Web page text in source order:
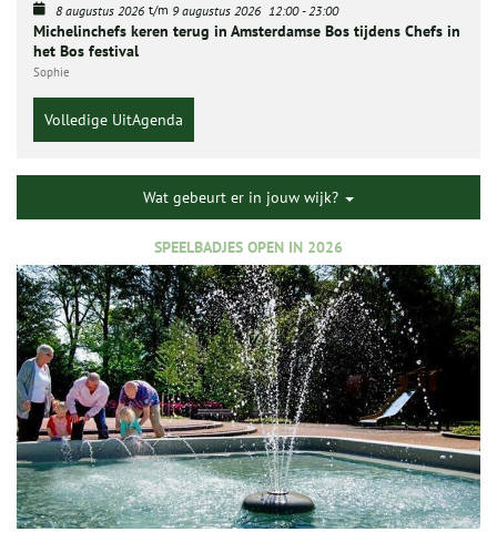
8 augustus 2026 t/m 9 augustus 2026 12:00-23:00
Michelinchefs keren terug in Amsterdamse Bos tijdens Chefs in
het Bos festival
Sophie
Volledige UitAgenda
Wat gebeurt er in jouw wijk?
SPEELBADJES OPEN IN 2026